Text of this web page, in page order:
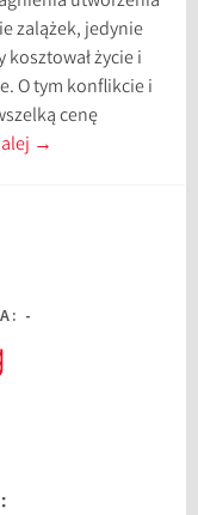
zalążek, jedynie
życie i
O tym konflikcie i
cenę
→